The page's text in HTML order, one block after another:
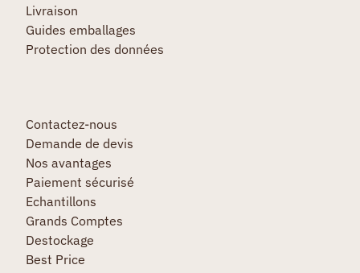
Livraison
Guides emballages
Protection des données
Contactez-nous
Demande de devis
Nos avantages
Paiement sécurisé
Echantillons
Grands Comptes
Destockage
Best Price